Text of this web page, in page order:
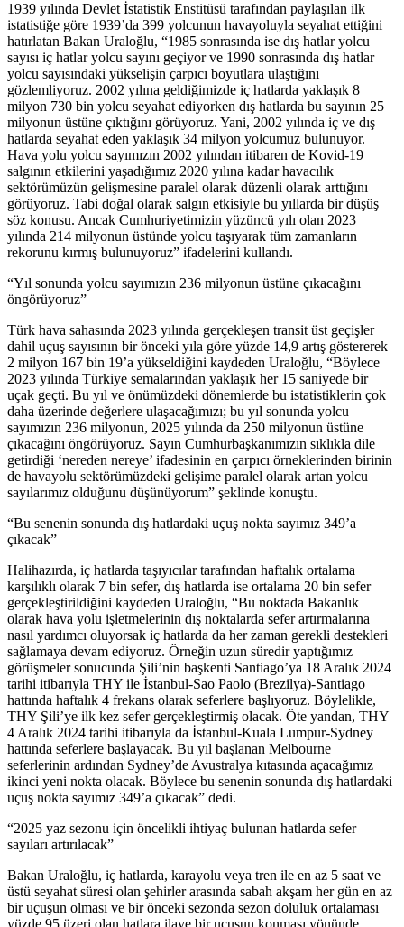
1939 yılında Devlet İstatistik Enstitüsü tarafından paylaşılan ilk
istatistiğe göre 1939’da 399 yolcunun havayoluyla seyahat ettiğini
hatırlatan Bakan Uraloğlu, “1985 sonrasında ise dış hatlar yolcu
sayısı iç hatlar yolcu sayını geçiyor ve 1990 sonrasında dış hatlar
yolcu sayısındaki yükselişin çarpıcı boyutlara ulaştığını
gözlemliyoruz. 2002 yılına geldiğimizde iç hatlarda yaklaşık 8
milyon 730 bin yolcu seyahat ediyorken dış hatlarda bu sayının 25
milyonun üstüne çıktığını görüyoruz. Yani, 2002 yılında iç ve dış
hatlarda seyahat eden yaklaşık 34 milyon yolcumuz bulunuyor.
Hava yolu yolcu sayımızın 2002 yılından itibaren de Kovid-19
salgının etkilerini yaşadığımız 2020 yılına kadar havacılık
sektörümüzün gelişmesine paralel olarak düzenli olarak arttığını
görüyoruz. Tabi doğal olarak salgın etkisiyle bu yıllarda bir düşüş
söz konusu. Ancak Cumhuriyetimizin yüzüncü yılı olan 2023
yılında 214 milyonun üstünde yolcu taşıyarak tüm zamanların
rekorunu kırmış bulunuyoruz” ifadelerini kullandı.
“Yıl sonunda yolcu sayımızın 236 milyonun üstüne çıkacağını
öngörüyoruz”
Türk hava sahasında 2023 yılında gerçekleşen transit üst geçişler
dahil uçuş sayısının bir önceki yıla göre yüzde 14,9 artış göstererek
2 milyon 167 bin 19’a yükseldiğini kaydeden Uraloğlu, “Böylece
2023 yılında Türkiye semalarından yaklaşık her 15 saniyede bir
uçak geçti. Bu yıl ve önümüzdeki dönemlerde bu istatistiklerin çok
daha üzerinde değerlere ulaşacağımızı; bu yıl sonunda yolcu
sayımızın 236 milyonun, 2025 yılında da 250 milyonun üstüne
çıkacağını öngörüyoruz. Sayın Cumhurbaşkanımızın sıklıkla dile
getirdiği ‘nereden nereye’ ifadesinin en çarpıcı örneklerinden birinin
de havayolu sektörümüzdeki gelişime paralel olarak artan yolcu
sayılarımız olduğunu düşünüyorum” şeklinde konuştu.
“Bu senenin sonunda dış hatlardaki uçuş nokta sayımız 349’a
çıkacak”
Halihazırda, iç hatlarda taşıyıcılar tarafından haftalık ortalama
karşılıklı olarak 7 bin sefer, dış hatlarda ise ortalama 20 bin sefer
gerçekleştirildiğini kaydeden Uraloğlu, “Bu noktada Bakanlık
olarak hava yolu işletmelerinin dış noktalarda sefer artırmalarına
nasıl yardımcı oluyorsak iç hatlarda da her zaman gerekli destekleri
sağlamaya devam ediyoruz. Örneğin uzun süredir yaptığımız
görüşmeler sonucunda Şili’nin başkenti Santiago’ya 18 Aralık 2024
tarihi itibarıyla THY ile İstanbul-Sao Paolo (Brezilya)-Santiago
hattında haftalık 4 frekans olarak seferlere başlıyoruz. Böylelikle,
THY Şili’ye ilk kez sefer gerçekleştirmiş olacak. Öte yandan, THY
4 Aralık 2024 tarihi itibarıyla da İstanbul-Kuala Lumpur-Sydney
hattında seferlere başlayacak. Bu yıl başlanan Melbourne
seferlerinin ardından Sydney’de Avustralya kıtasında açacağımız
ikinci yeni nokta olacak. Böylece bu senenin sonunda dış hatlardaki
uçuş nokta sayımız 349’a çıkacak” dedi.
“2025 yaz sezonu için öncelikli ihtiyaç bulunan hatlarda sefer
sayıları artırılacak”
Bakan Uraloğlu, iç hatlarda, karayolu veya tren ile en az 5 saat ve
üstü seyahat süresi olan şehirler arasında sabah akşam her gün en az
bir uçuşun olması ve bir önceki sezonda sezon doluluk ortalaması